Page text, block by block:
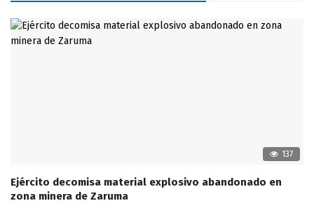
137
Ejército decomisa material explosivo abandonado en
zona minera de Zaruma